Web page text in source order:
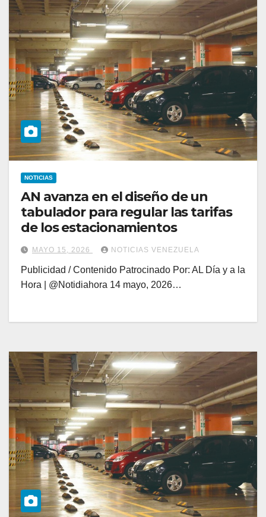
NOTICIAS
AN avanza en el diseño de un
tabulador para regular las tarifas
de los estacionamientos
MAYO 15, 2026 NOTICIAS VENEZUELA
Publicidad / Contenido Patrocinado Por: AL Día y a la
Hora | @Notidiahora 14 mayo, 2026…